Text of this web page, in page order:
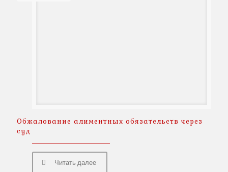
Обжалование алиментных обязательств через
суд
Читать далее